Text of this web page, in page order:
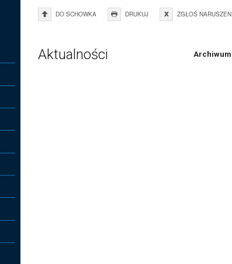
DO SCHOWKA DRUKUJ ZGŁOŚ
Aktualności